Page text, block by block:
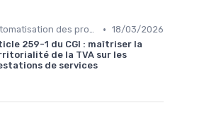
Automatisation des processus financiers • 18/03/2026
259-1 du CGI : maîtriser la
de la TVA sur les
de services